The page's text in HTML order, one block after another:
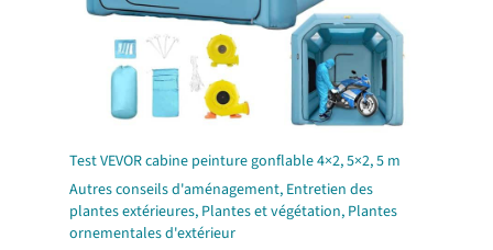
Test VEVOR cabine peinture gonflable 4×2, 5×2, 5 m
Autres conseils d'aménagement, Entretien des
plantes extérieures, Plantes et végétation, Plantes
ornementales d'extérieur